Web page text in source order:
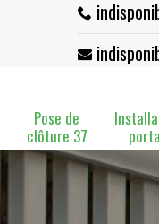
Pose de
clôture 37